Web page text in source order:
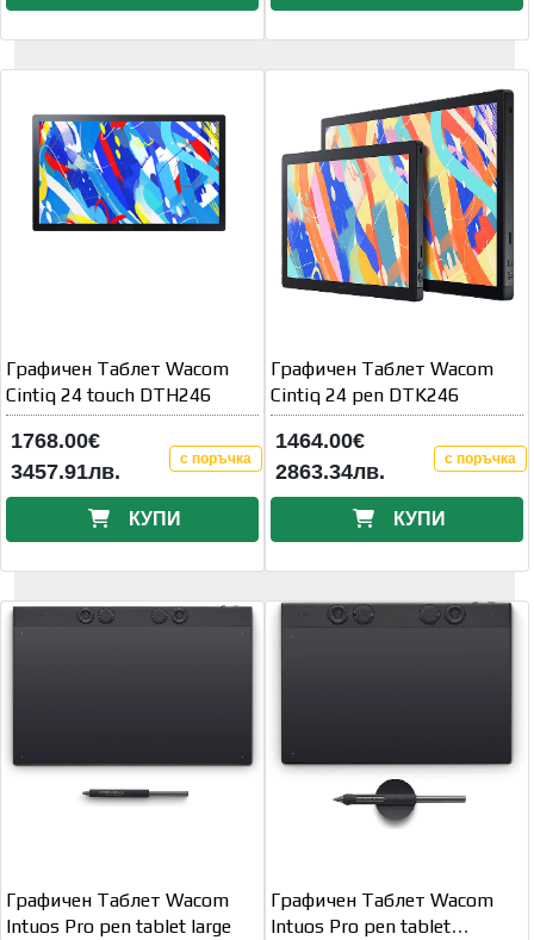
Графичен Таблет Wacom
Cintiq 24 touch DTH246
1768.00€
3457.91лв.
с поръчка
КУПИ
Графичен Таблет Wacom
Cintiq 24 pen DTK246
1464.00€
2863.34лв.
с поръчка
КУПИ
Графичен Таблет Wacom
Intuos Pro pen tablet large
Графичен Таблет Wacom
Intuos Pro pen tablet